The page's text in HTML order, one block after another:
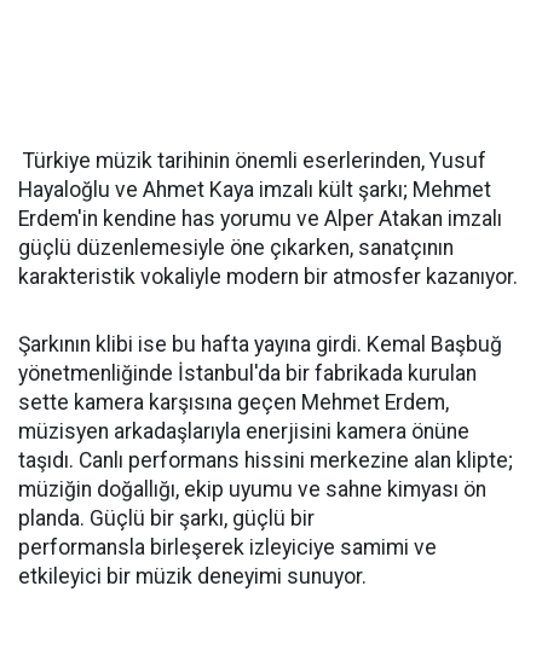
Türkiye müzik tarihinin önemli eserlerinden, Yusuf
Hayaloğlu ve Ahmet Kaya imzalı kült şarkı; Mehmet
Erdem'in kendine has yorumu ve Alper Atakan imzalı
güçlü düzenlemesiyle öne çıkarken, sanatçının
karakteristik vokaliyle modern bir atmosfer kazanıyor.
Şarkının klibi ise bu hafta yayına girdi. Kemal Başbuğ
yönetmenliğinde İstanbul'da bir fabrikada kurulan
sette kamera karşısına geçen Mehmet Erdem,
müzisyen arkadaşlarıyla enerjisini kamera önüne
taşıdı. Canlı performans hissini merkezine alan klipte;
müziğin doğallığı, ekip uyumu ve sahne kimyası ön
planda. Güçlü bir şarkı, güçlü bir
performansla birleşerek izleyiciye samimi ve
etkileyici bir müzik deneyimi sunuyor.